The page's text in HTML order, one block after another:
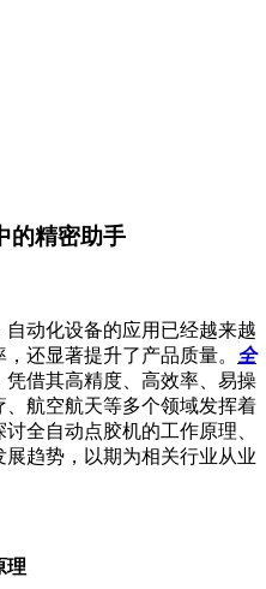
的精密助手
动化设备的应用已经越来越
还显著提升了产品质量。 全
凭借其高精度、高效率、易操
航空航天等多个领域发挥着
全自动点胶机的工作原理、
趋势，以期为相关行业从业
理